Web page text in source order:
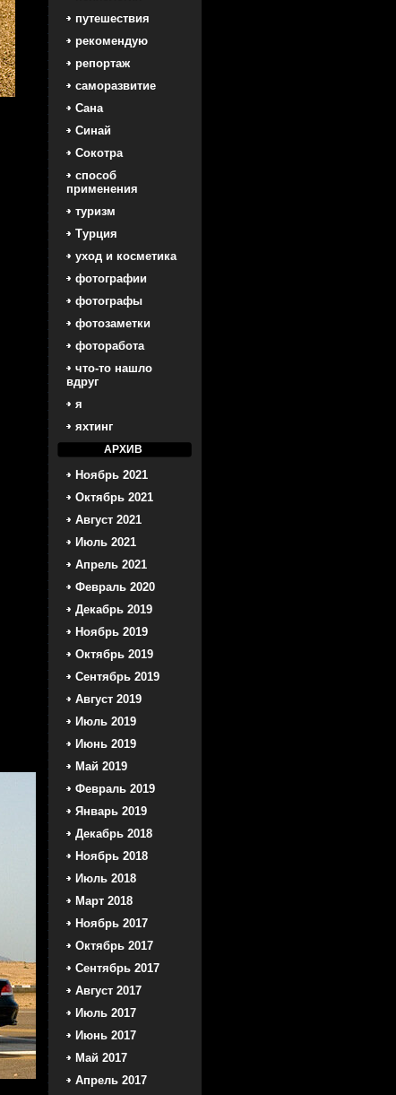
путешествия
рекомендую
репортаж
саморазвитие
Сана
Синай
Сокотра
способ
применения
туризм
Турция
уход и косметика
фотографии
фотографы
фотозаметки
фоторабота
что-то нашло
вдруг
я
яхтинг
АРХИВ
Ноябрь 2021
Октябрь 2021
Август 2021
Июль 2021
Апрель 2021
Февраль 2020
Декабрь 2019
Ноябрь 2019
Октябрь 2019
Сентябрь 2019
Август 2019
Июль 2019
Июнь 2019
Май 2019
Февраль 2019
Январь 2019
Декабрь 2018
Ноябрь 2018
Июль 2018
Март 2018
Ноябрь 2017
Октябрь 2017
Сентябрь 2017
Август 2017
Июль 2017
Июнь 2017
Май 2017
Апрель 2017